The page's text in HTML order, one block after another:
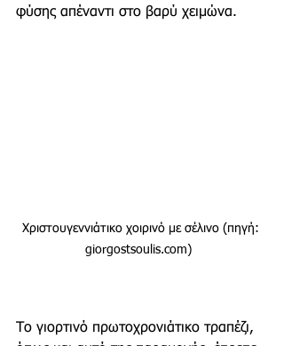
φύσης απέναντι στο βαρύ χειμώνα.
Χριστουγεννιάτικο χοιρινό με σέλινο (πηγή:
giorgostsoulis.com)
Το γιορτινό πρωτοχρονιάτικο τραπέζι,